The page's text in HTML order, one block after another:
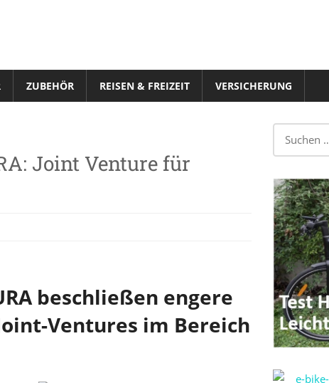
ZUBEHÖR REISEN & FREIZEIT VERSICHERUNG
Joint Venture für
beschließen engere
Ventures im Bereich